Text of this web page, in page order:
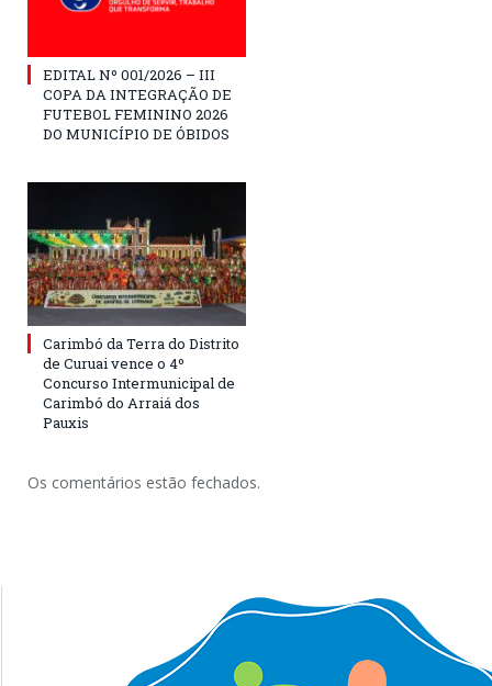
EDITAL Nº 001/2026 – III
COPA DA INTEGRAÇÃO DE
FUTEBOL FEMININO 2026
DO MUNICÍPIO DE ÓBIDOS
Carimbó da Terra do Distrito
de Curuai vence o 4º
Concurso Intermunicipal de
Carimbó do Arraiá dos
Pauxis
Os comentários estão fechados.